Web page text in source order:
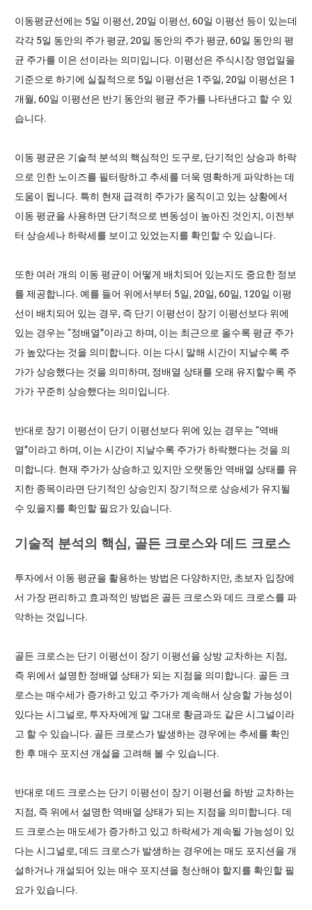
이동평균선에는 5일 이평선, 20일 이평선, 60일 이평선 등이 있는데
각각 5일 동안의 주가 평균, 20일 동안의 주가 평균, 60일 동안의 평
균 주가를 이은 선이라는 의미입니다. 이평선은 주식시장 영업일을
기준으로 하기에 실질적으로 5일 이평선은 1주일, 20일 이평선은 1
개월, 60일 이평선은 반기 동안의 평균 주가를 나타낸다고 할 수 있
습니다.
이동 평균은 기술적 분석의 핵심적인 도구로, 단기적인 상승과 하락
으로 인한 노이즈를 필터랑하고 추세를 더욱 명확하게 파악하는 데
도움이 됩니다. 특히 현재 급격히 주가가 움직이고 있는 상황에서
이동 평균을 사용하면 단기적으로 변동성이 높아진 것인지, 이전부
터 상승세나 하락세를 보이고 있었는지를 확인할 수 있습니다.
또한 여러 개의 이동 평균이 어떻게 배치되어 있는지도 중요한 정보
를 제공합니다. 예를 들어 위에서부터 5일, 20일, 60일, 120일 이평
선이 배치되어 있는 경우, 즉 단기 이평선이 장기 이평선보다 위에
있는 경우는 “정배열”이라고 하며, 이는 최근으로 올수록 평균 주가
가 높았다는 것을 의미합니다. 이는 다시 말해 시간이 지날수록 주
가가 상승했다는 것을 의미하며, 정배열 상태를 오래 유지할수록 주
가가 꾸준히 상승했다는 의미입니다.
반대로 장기 이평선이 단기 이평선보다 위에 있는 경우는 “역배
열”이라고 하며, 이는 시간이 지날수록 주가가 하락했다는 것을 의
미합니다. 현재 주가가 상승하고 있지만 오랫동안 역배열 상태를 유
지한 종목이라면 단기적인 상승인지 장기적으로 상승세가 유지될
수 있을지를 확인할 필요가 있습니다.
기술적 분석의 핵심, 골든 크로스와 데드 크로스
투자에서 이동 평균을 활용하는 방법은 다양하지만, 초보자 입장에
서 가장 편리하고 효과적인 방법은 골든 크로스와 데드 크로스를 파
악하는 것입니다.
골든 크로스는 단기 이평선이 장기 이평선을 상방 교차하는 지점,
즉 위에서 설명한 정배열 상태가 되는 지점을 의미합니다. 골든 크
로스는 매수세가 증가하고 있고 주가가 계속해서 상승할 가능성이
있다는 시그널로, 투자자에게 말 그대로 황금과도 같은 시그널이라
고 할 수 있습니다. 골든 크로스가 발생하는 경우에는 추세를 확인
한 후 매수 포지션 개설을 고려해 볼 수 있습니다.
반대로 데드 크로스는 단기 이평선이 장기 이평선을 하방 교차하는
지점, 즉 위에서 설명한 역배열 상태가 되는 지점을 의미합니다. 데
드 크로스는 매도세가 증가하고 있고 하락세가 계속될 가능성이 있
다는 시그널로, 데드 크로스가 발생하는 경우에는 매도 포지션을 개
설하거나 개설되어 있는 매수 포지션을 청산해야 할지를 확인할 필
요가 있습니다.